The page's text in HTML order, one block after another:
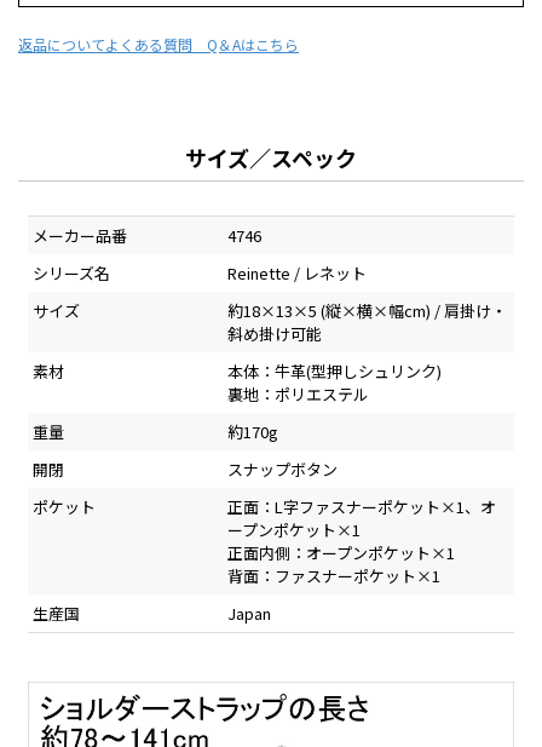
返品についてよくある質問 Q＆Aはこちら
サイズ／スペック
メーカー品番
4746
シリーズ名
Reinette / レネット
サイズ
約18×13×5 (縦×横×幅cm) / 肩掛け・
斜め掛け可能
素材
本体：牛革(型押しシュリンク)
裏地：ポリエステル
重量
約170g
開閉
スナップボタン
ポケット
正面：L字ファスナーポケット×1、オ
ープンポケット×1
正面内側：オープンポケット×1
背面：ファスナーポケット×1
生産国
Japan